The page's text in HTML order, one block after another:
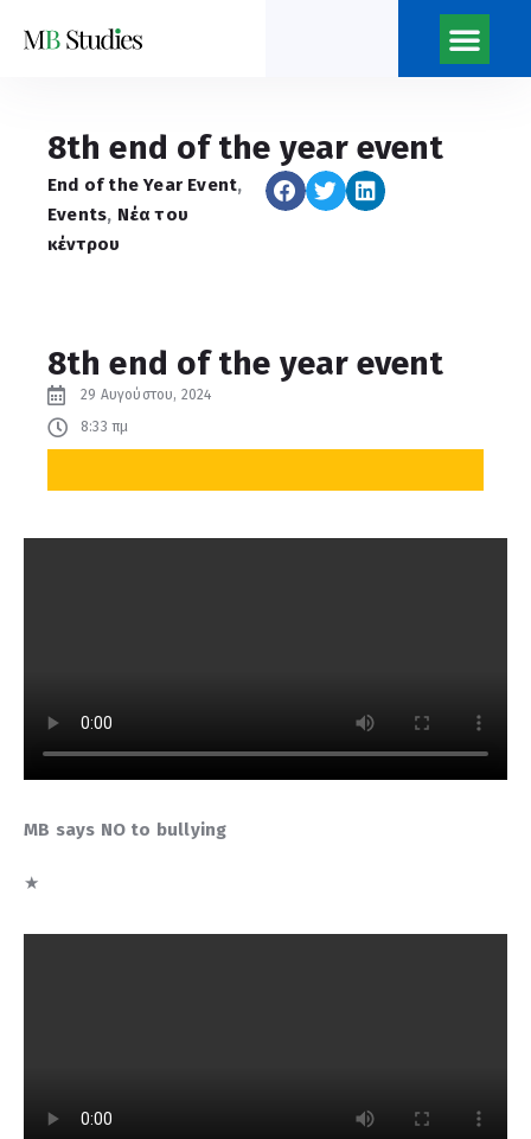
8th end of the year event
End of the Year Event,
Events, Νέα του
κέντρου
8th end of the year event
29 Αυγούστου, 2024
8:33 πμ
ΜΒ says NO to bullying
★